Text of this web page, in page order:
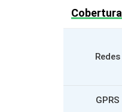
Cobertura
Redes
GPRS